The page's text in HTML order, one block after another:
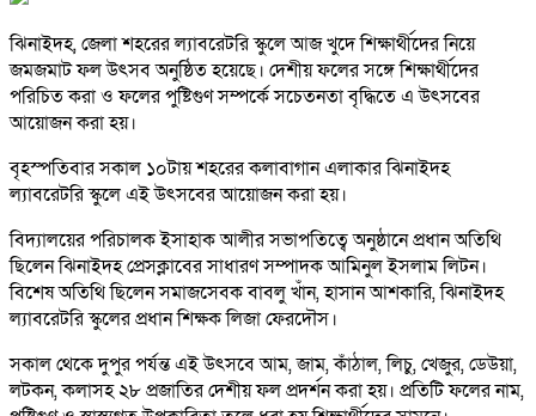
ঝিনাইদহ, জেলা শহরের ল্যাবরেটরি স্কুলে আজ খুদে শিক্ষার্থীদের নিয়ে
জমজমাট ফল উৎসব অনুষ্ঠিত হয়েছে। দেশীয় ফলের সঙ্গে শিক্ষার্থীদের
পরিচিত করা ও ফলের পুষ্টিগুণ সম্পর্কে সচেতনতা বৃদ্ধিতে এ উৎসবের
আয়োজন করা হয়।
বৃহস্পতিবার সকাল ১০টায় শহরের কলাবাগান এলাকার ঝিনাইদহ
ল্যাবরেটরি স্কুলে এই উৎসবের আয়োজন করা হয়।
বিদ্যালয়ের পরিচালক ইসাহাক আলীর সভাপতিত্বে অনুষ্ঠানে প্রধান অতিথি
ছিলেন ঝিনাইদহ প্রেসক্লাবের সাধারণ সম্পাদক আমিনুল ইসলাম লিটন।
বিশেষ অতিথি ছিলেন সমাজসেবক বাবলু খাঁন, হাসান আশকারি, ঝিনাইদহ
ল্যাবরেটরি স্কুলের প্রধান শিক্ষক লিজা ফেরদৌস।
সকাল থেকে দুপুর পর্যন্ত এই উৎসবে আম, জাম, কাঁঠাল, লিচু, খেজুর, ডেউয়া,
লটকন, কলাসহ ২৮ প্রজাতির দেশীয় ফল প্রদর্শন করা হয়। প্রতিটি ফলের নাম,